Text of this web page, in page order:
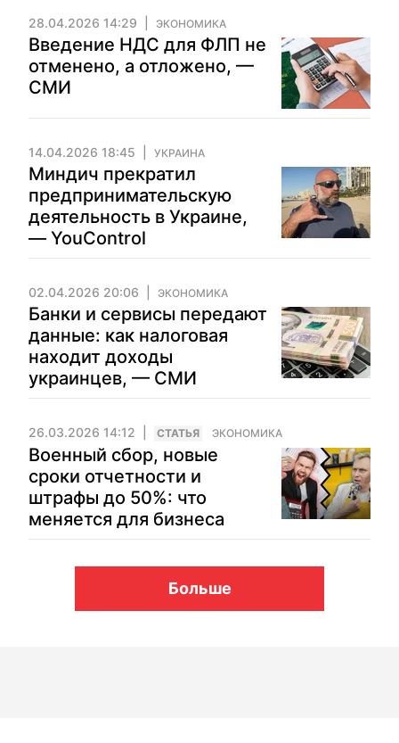
28.04.2026 14:29 ЭКОНОМИКА
Введение НДС для ФЛП не
отменено, а отложено, —
СМИ
14.04.2026 18:45 УКРАИНА
Миндич прекратил
предпринимательскую
деятельность в Украине,
— YouControl
02.04.2026 20:06 ЭКОНОМИКА
Банки и сервисы передают
данные: как налоговая
находит доходы
украинцев, — СМИ
26.03.2026 14:12 CТАТЬЯ ЭКОНОМИКА
Военный сбор, новые
сроки отчетности и
штрафы до 50%: что
меняется для бизнеса
Больше